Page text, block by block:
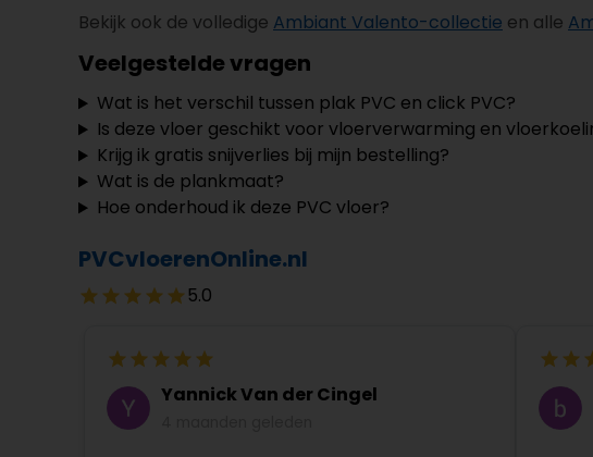
Bekijk ook de volledige Ambiant Valento-collectie en alle
Veelgestelde vragen
Wat is het verschil tussen plak PVC en click PVC?
Is deze vloer geschikt voor vloerverwarming en
Krijg ik gratis snijverlies bij mijn bestelling?
Wat is de plankmaat?
Hoe onderhoud ik deze PVC vloer?
PVCvloerenOnline.nl
5.0
Yannick Van der Cingel